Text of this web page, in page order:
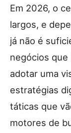
Em 2026, o
largos, e
já não é
negócios que
adotar uma
estratégias
táticas que
motores de